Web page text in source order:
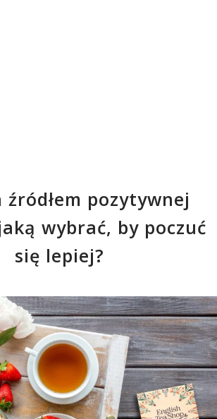
źródłem pozytywnej
wybrać, by poczuć
się lepiej?